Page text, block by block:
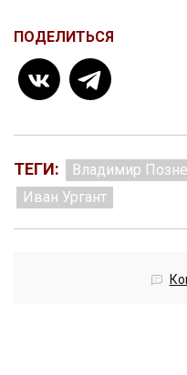
ПОДЕЛИТЬСЯ
ТЕГИ: Владимир
Иван Ургант